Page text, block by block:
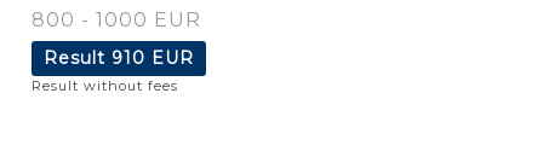
800 - 1000 EUR
Result 910 EUR
Result without fees